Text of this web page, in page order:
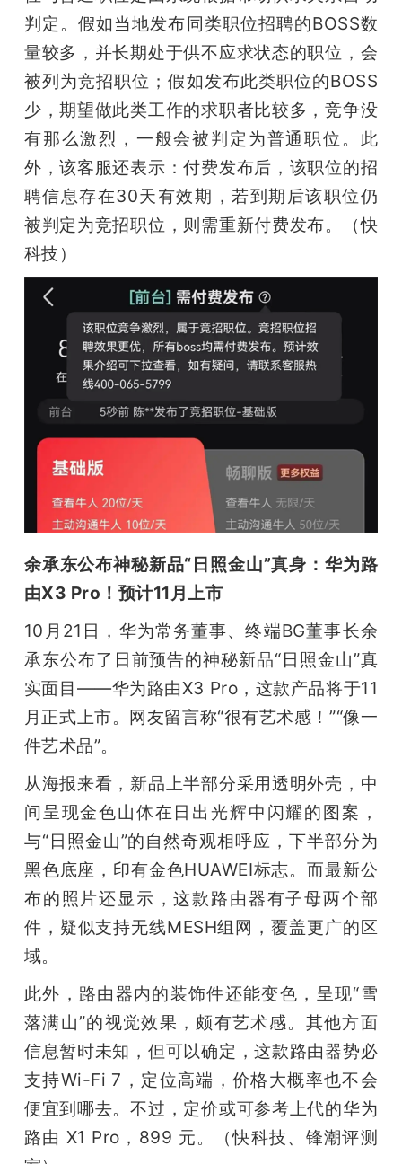
判定。假如当地发布同类职位招聘的BOSS数
量较多，并长期处于供不应求状态的职位，会
被列为竞招职位；假如发布此类职位的BOSS
少，期望做此类工作的求职者比较多，竞争没
有那么激烈，一般会被判定为普通职位。此
外，该客服还表示：付费发布后，该职位的招
聘信息存在30天有效期，若到期后该职位仍
被判定为竞招职位，则需重新付费发布。（快
科技）
余承东公布神秘新品“日照金山”真身：华为路
由X3 Pro！预计11月上市
10月21日，华为常务董事、终端BG董事长余
承东公布了日前预告的神秘新品“日照金山”真
实面目——华为路由X3 Pro，这款产品将于11
月正式上市。网友留言称“很有艺术感！”“像一
件艺术品”。
从海报来看，新品上半部分采用透明外壳，中
间呈现金色山体在日出光辉中闪耀的图案，
与“日照金山”的自然奇观相呼应，下半部分为
黑色底座，印有金色HUAWEI标志。而最新公
布的照片还显示，这款路由器有子母两个部
件，疑似支持无线MESH组网，覆盖更广的区
域。
此外，路由器内的装饰件还能变色，呈现“雪
落满山”的视觉效果，颇有艺术感。其他方面
信息暂时未知，但可以确定，这款路由器势必
支持Wi-Fi 7，定位高端，价格大概率也不会
便宜到哪去。不过，定价或可参考上代的华为
路由 X1 Pro，899 元。（快科技、锋潮评测